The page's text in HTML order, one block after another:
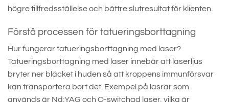
högre tillfredsställelse och bättre slutresultat för klienten.
Förstå processen för tatueringsborttagning
Hur fungerar tatueringsborttagning med laser?
Tatueringsborttagning med laser innebär att laserljus
bryter ner bläcket i huden så att kroppens immunförsvar
kan transportera bort det. Exempel på lasrar som
används är Nd:YAG och Q-switchad laser, vilka är